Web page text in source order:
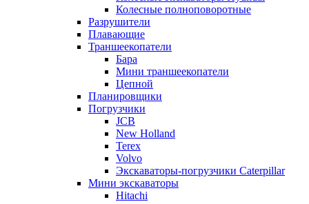
Колесные полноповоротные
Разрушители
Плавающие
Траншеекопатели
Бара
Мини траншеекопатели
Цепной
Планировщики
Погрузчики
JCB
New Holland
Terex
Volvo
Экскаваторы-погрузчики Caterpillar
Мини экскаваторы
Hitachi